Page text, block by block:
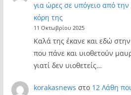
για ώρες σε υπόγειο από
κόρη της
11 Οκτωβρίου 2025
Καλά της έκανε και εδώ
που πάνε και υιοθετούν
γιατί δεν υιοθετείς…
korakasnews στο 12 Λάθη